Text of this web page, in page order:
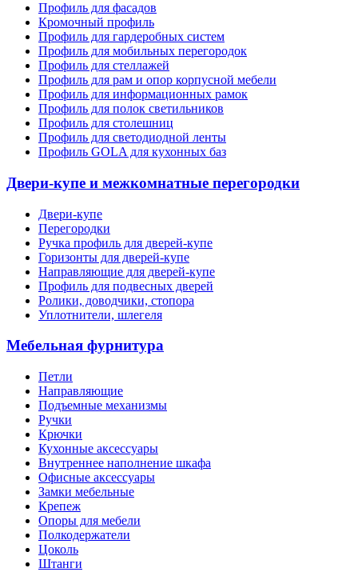
Профиль для фасадов
Кромочный профиль
Профиль для гардеробных систем
Профиль для мобильных перегородок
Профиль для стеллажей
Профиль для рам и опор корпусной мебели
Профиль для информационных рамок
Профиль для полок светильников
Профиль для столешниц
Профиль для светодиодной ленты
Профиль GOLA для кухонных баз
Двери-купе и межкомнатные перегородки
Двери-купе
Перегородки
Ручка профиль для дверей-купе
Горизонты для дверей-купе
Направляющие для дверей-купе
Профиль для подвесных дверей
Ролики, доводчики, стопора
Уплотнители, шлегеля
Мебельная фурнитура
Петли
Направляющие
Подъемные механизмы
Ручки
Крючки
Кухонные аксессуары
Внутреннее наполнение шкафа
Офисные аксессуары
Замки мебельные
Крепеж
Опоры для мебели
Полкодержатели
Цоколь
Штанги